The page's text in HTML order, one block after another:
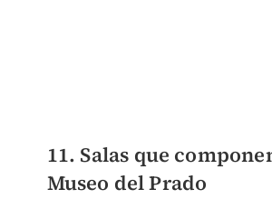
11. Salas que
Museo del Prado